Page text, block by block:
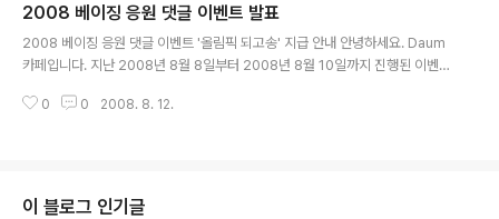
2008 베이징 응원 댓글 이벤트 발표
2008 베이징 응원 댓글 이벤트 '올림픽 되고송' 지급 안내 안녕하세요. Daum
카페입니다. 지난 2008년 8월 8일부터 2008년 8월 10일까지 진행된 이벤
모든 분들께 '올림픽 되고송'을 선물로 보내드렸습니다. 계속해서 2008 베이징
0 0 2008. 8. 12.
이 블로그 인기글